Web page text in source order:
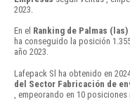
2023.
En el Ranking de Palmas (las)
ha conseguido la posición
año 2023.
Lafepack Sl ha obtenido en
del Sector Fabricación de
, empeorando en 10